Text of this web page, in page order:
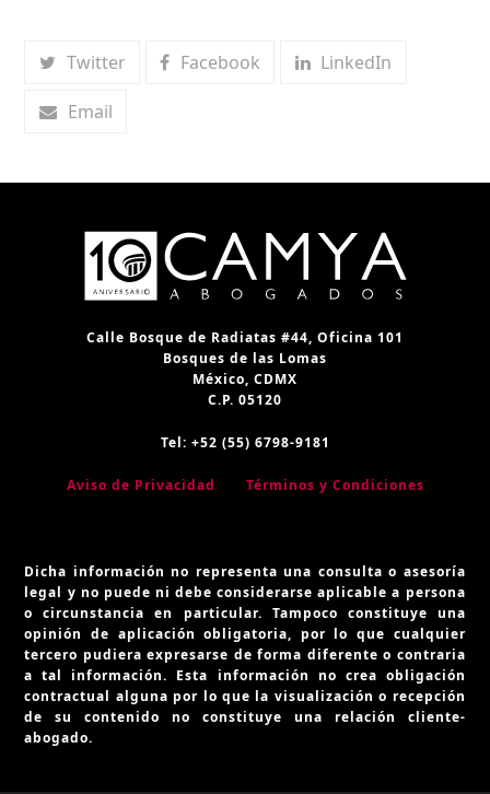
Twitter Facebook LinkedIn
Email
Calle Bosque de Radiatas #44, Oficina 101
Bosques de las Lomas
México, CDMX
C.P. 05120
Tel: +52 (55) 6798-9181
Aviso de Privacidad Términos y Condiciones
Dicha información no representa una consulta o asesoría
legal y no puede ni debe considerarse aplicable a persona
o circunstancia en particular. Tampoco constituye una
opinión de aplicación obligatoria, por lo que cualquier
tercero pudiera expresarse de forma diferente o contraria
a tal información. Esta información no crea obligación
contractual alguna por lo que la visualización o recepción
de su contenido no constituye una relación cliente-
abogado.